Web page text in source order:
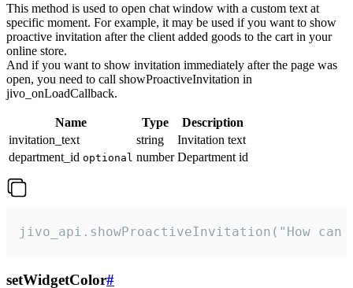
This method is used to open chat window with a custom text at
specific moment. For example, it may be used if you want to show
proactive invitation after the client added goods to the cart in your
online store.
And if you want to show invitation immediately after the page was
open, you need to call showProactiveInvitation in
jivo_onLoadCallback.
Name Type
Description
invitation_text
string
Invitation text
department_id optional number Department id
jivo_api.showProactiveInvitation("How
setWidgetColor#